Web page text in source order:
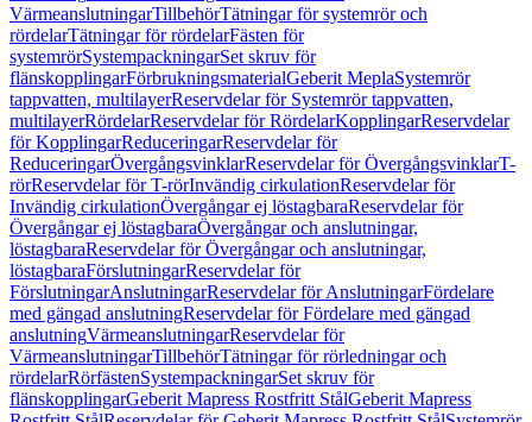
VärmeanslutningarTillbehörTätningar för systemrör och
rördelarTätningar för rördelarFästen för
systemrörSystempackningarSet skruv för
flänskopplingarFörbrukningsmaterialGeberit MeplaSystemrör
tappvatten, multilayerReservdelar för Systemrör tappvatten,
multilayerRördelarReservdelar för RördelarKopplingarReservdelar
för KopplingarReduceringarReservdelar för
ReduceringarÖvergångsvinklarReservdelar för ÖvergångsvinklarT-
rörReservdelar för T-rörInvändig cirkulationReservdelar för
Invändig cirkulationÖvergångar ej löstagbaraReservdelar för
Övergångar ej löstagbaraÖvergångar och anslutningar,
löstagbaraReservdelar för Övergångar och anslutningar,
löstagbaraFörslutningarReservdelar för
FörslutningarAnslutningarReservdelar för AnslutningarFördelare
med gängad anslutningReservdelar för Fördelare med gängad
anslutningVärmeanslutningarReservdelar för
VärmeanslutningarTillbehörTätningar för rörledningar och
rördelarRörfästenSystempackningarSet skruv för
flänskopplingarGeberit Mapress Rostfritt StålGeberit Mapress